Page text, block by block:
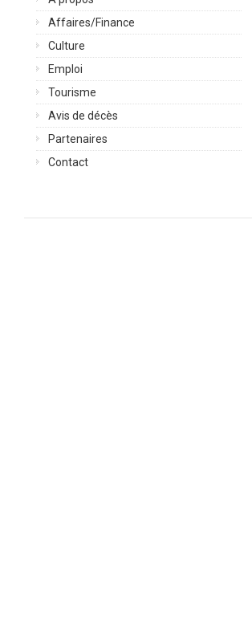
Affaires/Finance
Culture
Emploi
Tourisme
Avis de décès
Partenaires
Contact